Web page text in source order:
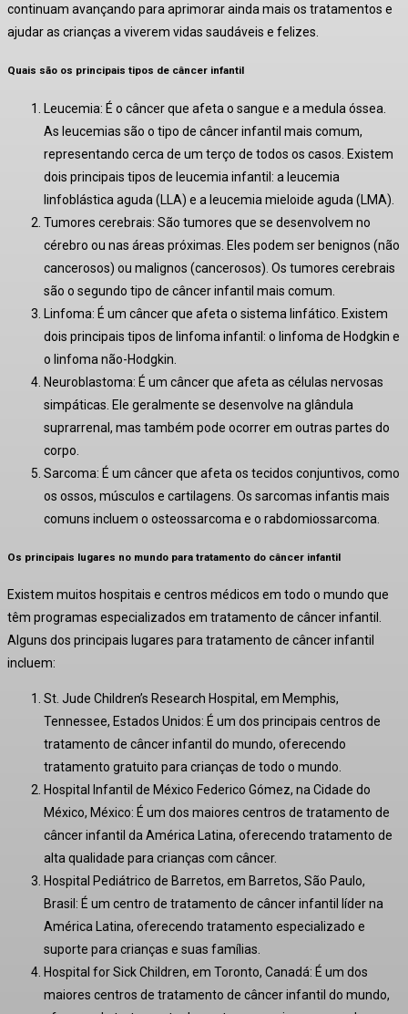
continuam avançando para aprimorar ainda mais os tratamentos e
ajudar as crianças a viverem vidas saudáveis e felizes.
Quais são os principais tipos de câncer infantil
Leucemia: É o câncer que afeta o sangue e a medula óssea.
As leucemias são o tipo de câncer infantil mais comum,
representando cerca de um terço de todos os casos. Existem
dois principais tipos de leucemia infantil: a leucemia
linfoblástica aguda (LLA) e a leucemia mieloide aguda (LMA).
Tumores cerebrais: São tumores que se desenvolvem no
cérebro ou nas áreas próximas. Eles podem ser benignos (não
cancerosos) ou malignos (cancerosos). Os tumores cerebrais
são o segundo tipo de câncer infantil mais comum.
Linfoma: É um câncer que afeta o sistema linfático. Existem
dois principais tipos de linfoma infantil: o linfoma de Hodgkin e
o linfoma não-Hodgkin.
Neuroblastoma: É um câncer que afeta as células nervosas
simpáticas. Ele geralmente se desenvolve na glândula
suprarrenal, mas também pode ocorrer em outras partes do
corpo.
Sarcoma: É um câncer que afeta os tecidos conjuntivos, como
os ossos, músculos e cartilagens. Os sarcomas infantis mais
comuns incluem o osteossarcoma e o rabdomiossarcoma.
Os principais lugares no mundo para tratamento do câncer infantil
Existem muitos hospitais e centros médicos em todo o mundo que
têm programas especializados em tratamento de câncer infantil.
Alguns dos principais lugares para tratamento de câncer infantil
incluem:
St. Jude Children’s Research Hospital, em Memphis,
Tennessee, Estados Unidos: É um dos principais centros de
tratamento de câncer infantil do mundo, oferecendo
tratamento gratuito para crianças de todo o mundo.
Hospital Infantil de México Federico Gómez, na Cidade do
México, México: É um dos maiores centros de tratamento de
câncer infantil da América Latina, oferecendo tratamento de
alta qualidade para crianças com câncer.
Hospital Pediátrico de Barretos, em Barretos, São Paulo,
Brasil: É um centro de tratamento de câncer infantil líder na
América Latina, oferecendo tratamento especializado e
suporte para crianças e suas famílias.
Hospital for Sick Children, em Toronto, Canadá: É um dos
maiores centros de tratamento de câncer infantil do mundo,